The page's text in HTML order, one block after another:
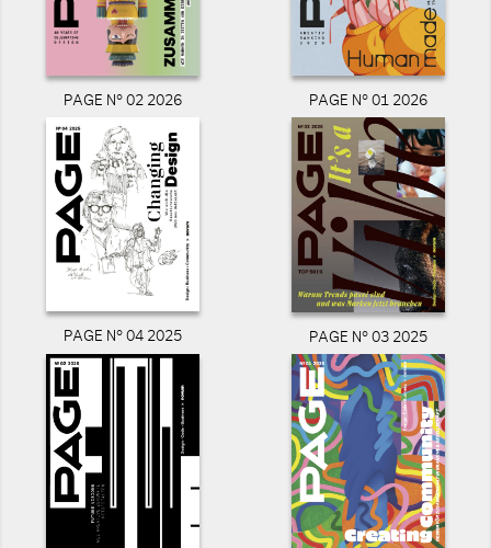
PAGE N° 02 2026 PAGE N° 01 2026
PAGE N° 04 2025 PAGE N° 03 2025